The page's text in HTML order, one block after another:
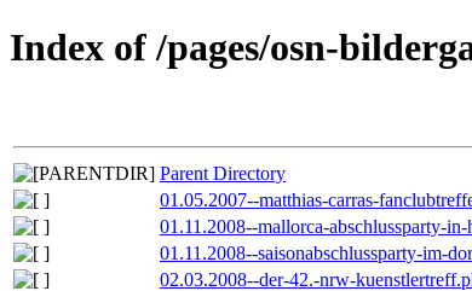
Index of /pages/osn-
Parent Directory
01.05.2007--matthias-carras-
01.11.2008--mallorca-abschlussparty-
01.11.2008--saisonabschlussparty-im-
02.03.2008--der-42.-nrw-